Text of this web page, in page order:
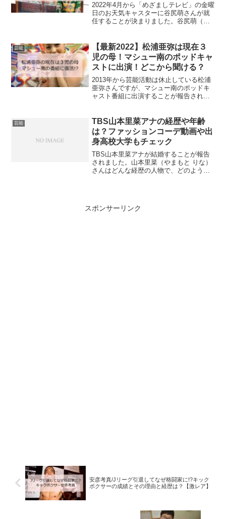
2022年4月から「めざましテレビ」の金曜
日のお天気キャスターに谷尻萌さんが就
任することが決まりました。谷尻萌（た
ょうか？調べてみましたので、早速見て
みましょう。 ...
芸能
【最新2022】松浦亜弥は現在３
児の母！マシュー南のポッドキャ
ストに出演！どこから聞ける？
2013年から芸能活動は休止している松浦
亜弥さんですが、マシュー南のポッドキ
ャスト番組に出演することが報告されま
弥さんの現在について、ご紹介します。
松浦亜弥（あやや）は...
芸能
TBS山本里菜アナの経歴や年齢
は？ファッションコーデ動画や出
身高校大学もチェック
TBS山本里菜アナが結婚することが報告
されました。山本里菜（やまもと りな）
さんはどんな経歴の人物で、どのような
スポンサーリンク
安彦考真/Jリーグ引退してなぜ格闘家に!?キック
ボクサーの成績とその理由と経歴は？【激レア】